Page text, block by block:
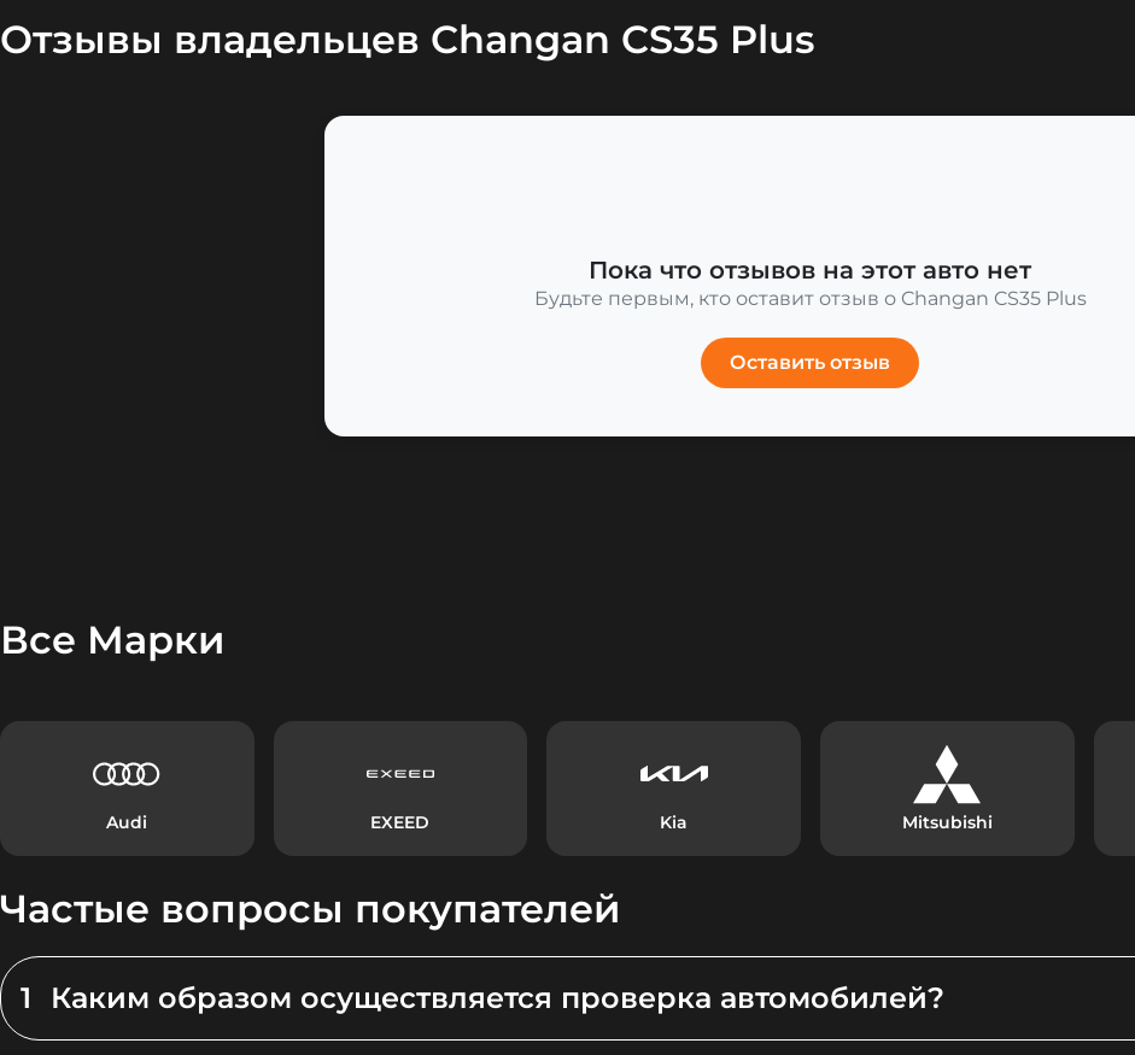
Отзывы владельцев Changan CS35 Plus
Пока что отзывов на этот авто нет
Будьте первым, кто оставит отзыв о Changan CS35 Plus
Оставить отзыв
Все Марки
Audi EXEED Kia Mitsubishi
Частые вопросы покупателей
1 Каким образом осуществляется проверка автомобилей?